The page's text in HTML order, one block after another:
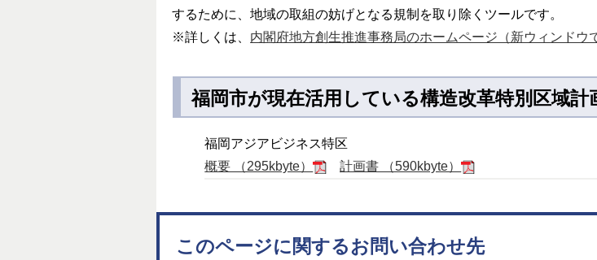
するために、地域の取組の妨げとなる規制を取り除くツールです。
※詳しくは、 内閣府地方創生推進事務局のホームページ（新ウィンドウ
福岡市が現在活用している構造改革特別区域計
福岡アジアビジネス特区
概要 （295kbyte）
計画書 （590kbyte）
このページに関するお問い合わせ先